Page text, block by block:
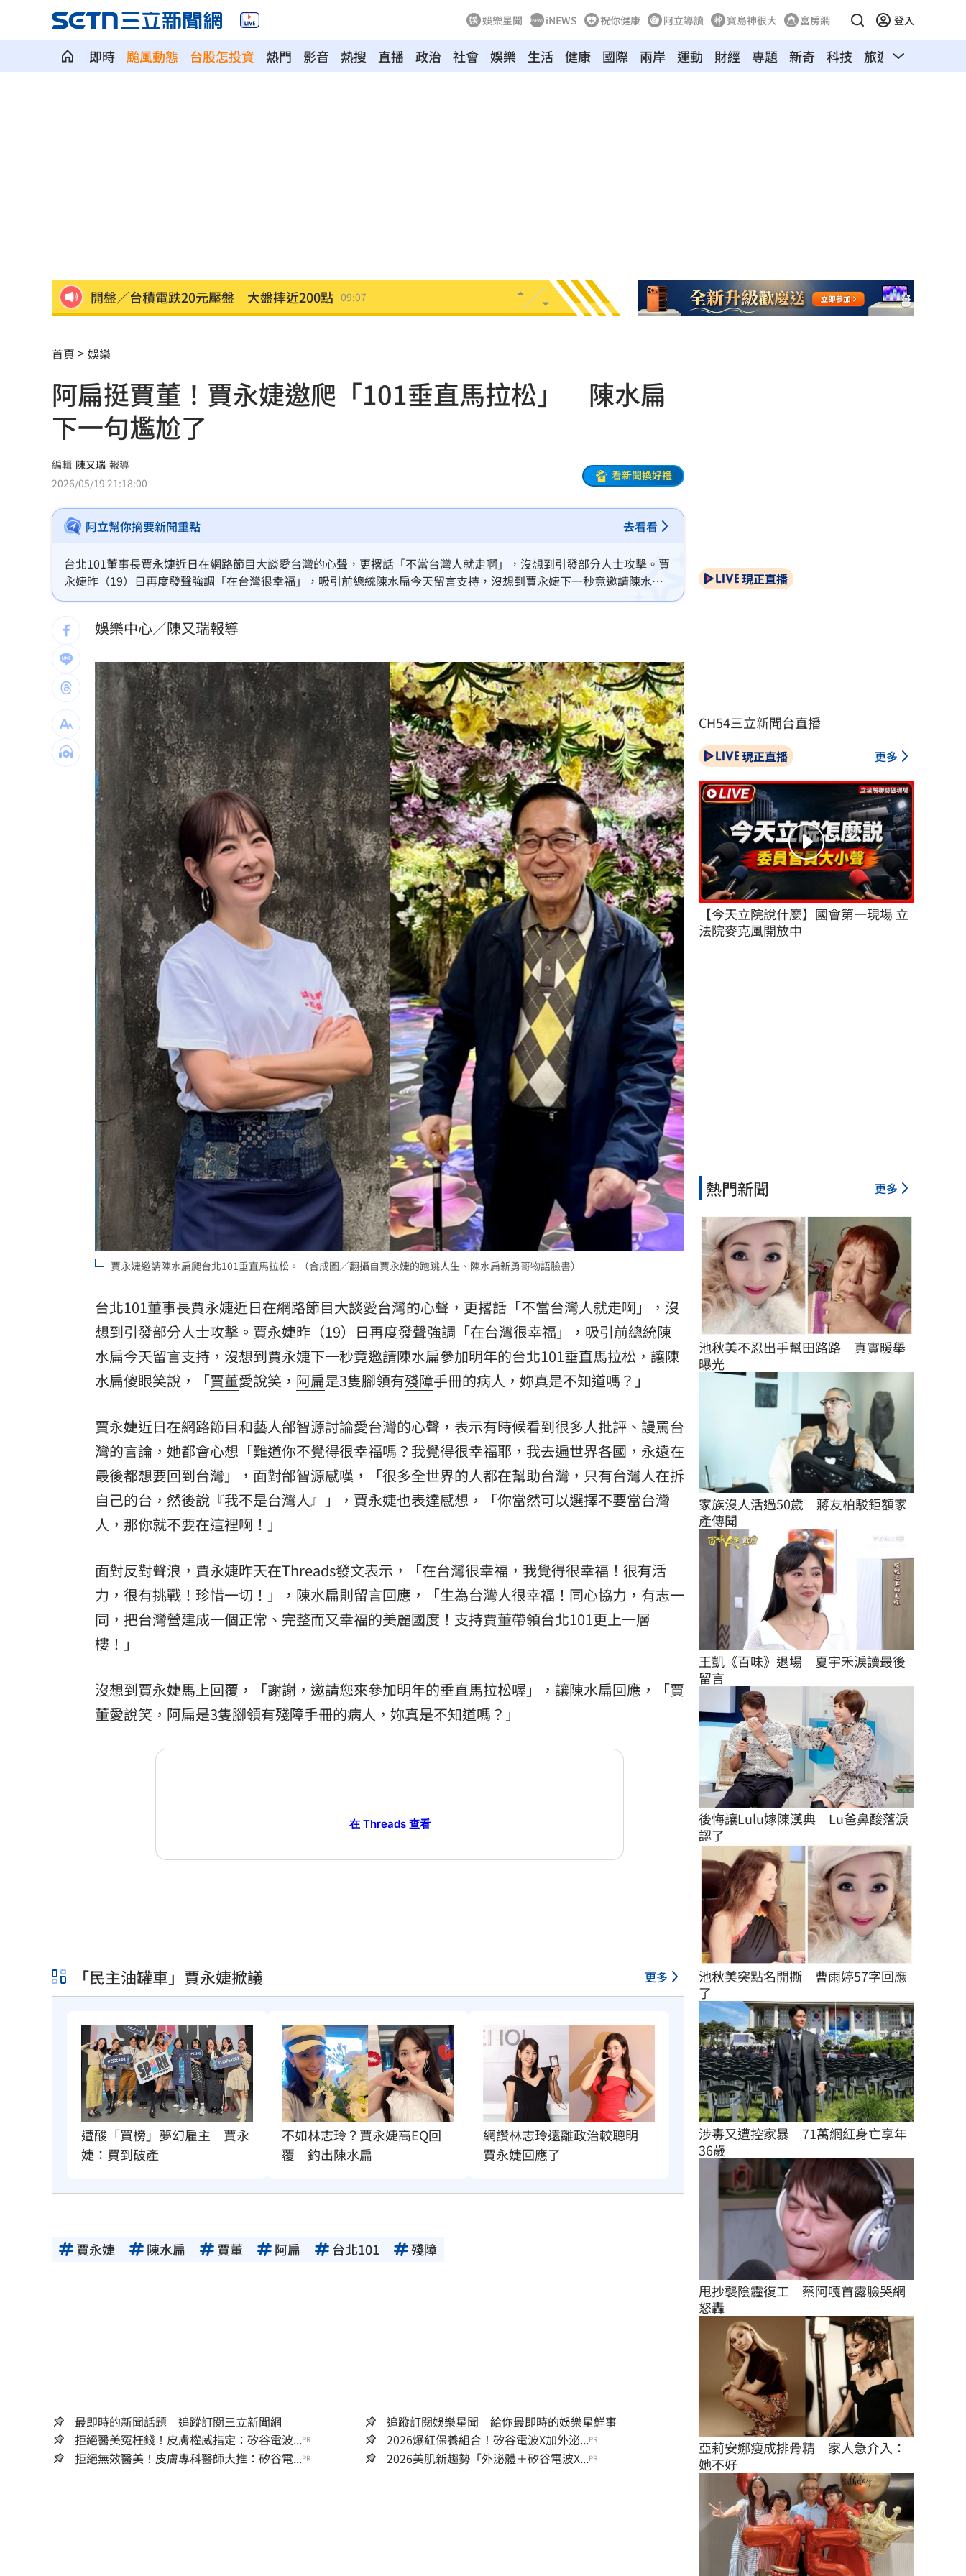
娛樂星聞 iNEWS 祝你健康 阿立導讀 寶島神很大 富房網 登入
即時 颱風動態 台股怎投資 熱門 影音 熱搜 直播 政治 社會 娛樂 生活 健康 國際 兩岸 運動 財經 專題 新奇 科技 旅遊 汽車
開盤／台積電跌20元壓盤 大盤摔近200點 09:07
突遭王宇婕取代 鄭仲茵本尊回應真實主因
關公生日「2類人」不能拜！恐惹禍上身 09:04
孫儷妝容靠12歲女兒化 友人一看成果驚呆
關聖帝君生日快樂！關公最疼的3種人曝光
黃捷親赴公視考察 力挺：別成惡鬥犧牲品
培若塔居中協調 化解索托與林多多年心結
才駁跟女友互毆 男星豪砸5萬現身酒店 08:58
抗共軍！美國將售台4400億軍武
東發號蓋簽名被出征 蔣萬安最大風險曝光 08:45
賈吉恢復輕度訓練 喊話本季強勢回歸賽場 08:41
結婚23年爆尪外遇 欣西亞曝婚姻修復內幕 08:35
林楚茵：藍猛打台糖為了救盧秀燕和蔣萬安 08:33
台灣彩券開獎直播中 20:31
LIVE三立+24小時直播 15:27
三立iNEWS新聞台線上直播 18:00
市場到酒場料理！可果美蕃茄醬創無限可能 12:00
父親節送會拉筋的按摩椅 爸爸「筋歡喜」 18:00
油品食安事件引關注 挑選保健食品要注意 13:00
罕病博士彭士齊 輪椅上的生命覺醒！ 11:00
酷澎「爸氣父親節」國際官方品牌齊聚 11:00
首頁 娛樂
阿扁挺賈董！賈永婕邀爬「101垂直馬拉松」 陳水扁
下一句尷尬了
編輯 陳又瑞 報導
2026/05/19 21:18:00
看新聞換好禮
阿立幫你摘要新聞重點 去看看
台北101董事長賈永婕近日在網路節目大談愛台灣的心聲，更撂話「不當台灣人就走啊」，沒想到引發部分人士攻擊。賈
永婕昨（19）日再度發聲強調「在台灣很幸福」，吸引前總統陳水扁今天留言支持，沒想到賈永婕下一秒竟邀請陳水扁
參加明年的台北101垂直馬拉松，讓陳水扁傻眼笑說，「賈董愛說笑，阿扁是3隻腳領有殘障手冊的病人，妳真是不知道
嗎？」
娛樂中心／陳又瑞報導
賈永婕邀請陳水扁爬台北101垂直馬拉松。（合成圖／翻攝自賈永婕的跑跳人生、陳水扁新勇哥物語臉書）
台北101董事長賈永婕近日在網路節目大談愛台灣的心聲，更撂話「不當台灣人就走啊」，沒
想到引發部分人士攻擊。賈永婕昨（19）日再度發聲強調「在台灣很幸福」，吸引前總統陳
水扁今天留言支持，沒想到賈永婕下一秒竟邀請陳水扁參加明年的台北101垂直馬拉松，讓陳
水扁傻眼笑說，「賈董愛說笑， 阿扁是3隻腳領有殘障手冊的病人，妳真是不知道嗎？」
賈永婕近日在網路節目和藝人邰智源討論愛台灣的心聲，表示有時候看到很多人批評、謾罵台
灣的言論，她都會心想「難道你不覺得很幸福嗎？我覺得很幸福耶，我去遍世界各國，永遠在
最後都想要回到台灣」，面對邰智源感嘆，「很多全世界的人都在幫助台灣，只有台灣人在拆
自己的台，然後說『我不是台灣人』」，賈永婕也表達感想，「你當然可以選擇不要當台灣
人，那你就不要在這裡啊！」
面對反對聲浪，賈永婕昨天在Threads發文表示，「在台灣很幸福，我覺得很幸福！很有活
力，很有挑戰！珍惜一切！」，陳水扁則留言回應，「生為台灣人很幸福！同心協力，有志一
同，把台灣營建成一個正常、完整而又幸福的美麗國度！支持賈董帶領台北101更上一層
樓！」
沒想到賈永婕馬上回覆，「謝謝，邀請您來參加明年的垂直馬拉松喔」，讓陳水扁回應，「賈
董愛說笑，阿扁是3隻腳領有殘障手冊的病人，妳真是不知道嗎？」
在 Threads 查看
「民主油罐車」賈永婕掀議 更多
遭酸「買榜」夢幻雇主　賈永
婕：買到破產
不如林志玲？賈永婕高EQ回
覆　釣出陳水扁
網讚林志玲遠離政治較聰明
賈永婕回應了
賈永婕 陳水扁 賈董 阿扁 台北101 殘障
最即時的新聞話題 追蹤訂閱三立新聞網
追蹤訂閱娛樂星聞 給你最即時的娛樂星鮮事
拒絕醫美冤枉錢！皮膚權威指定：矽谷電波...PR 2026爆紅保養組合！矽谷電波X加外泌...PR
拒絕無效醫美！皮膚專科醫師大推：矽谷電...PR 2026美肌新趨勢「外泌體＋矽谷電波X...PR
現正直播
CH54三立新聞台直播
現正直播 更多
【今天立院說什麼】國會第一現場 立
法院麥克風開放中
熱門新聞 更多
池秋美不忍出手幫田路路　真實暖舉
曝光
家族沒人活過50歲　蔣友柏駁鉅額家
產傳聞
王凱《百味》退場　夏宇禾淚讀最後
留言
後悔讓Lulu嫁陳漢典　Lu爸鼻酸落淚
認了
池秋美突點名開撕　曹雨婷57字回應
了
涉毒又遭控家暴　71萬網紅身亡享年
36歲
甩抄襲陰霾復工　蔡阿嘎首露臉哭網
怒轟
亞莉安娜瘦成排骨精　家人急介入：
她不好